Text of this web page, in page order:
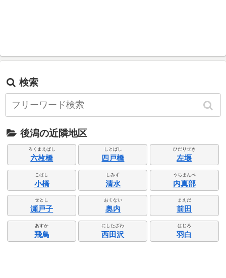
検索
後潟の近隣地区
ろくまえばし
六枚橋
しとばし
四戸橋
ひだりぜき
左堰
こばし
小橋
しみず
清水
うちまんぺ
内真部
せとし
瀬戸子
おくない
奥内
まえだ
前田
あすか
飛鳥
にしたざわ
西田沢
はじろ
羽白